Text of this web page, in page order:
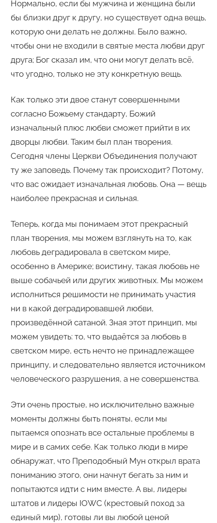
Нормально, если бы мужчина и женщина были
бы близки друг к другу, но существует одна вещь,
которую они делать не должны. Было важно,
чтобы они не входили в святые места любви друг
друга; Бог сказал им, что они могут делать всё,
что угодно, только не эту конкретную вещь.
Как только эти двое станут совершенными
согласно Божьему стандарту, Божий
изначальный плюс любви сможет прийти в их
дворцы любви. Таким был план творения.
Сегодня члены Церкви Объединения получают
ту же заповедь. Почему так происходит? Потому,
что вас ожидает изначальная любовь. Она — вещь
наиболее прекрасная и сильная.
Теперь, когда мы понимаем этот прекрасный
план творения, мы можем взглянуть на то, как
любовь деградировала в светском мире,
особенно в Америке; воистину, такая любовь не
выше собачьей или других животных. Мы можем
исполниться решимости не принимать участия
ни в какой деградировавшей любви,
произведённой сатаной. Зная этот принцип, мы
можем увидеть: то, что выдаётся за любовь в
светском мире, есть нечто не принадлежащее
принципу, и следовательно является источником
человеческого разрушения, а не совершенства.
Эти очень простые, но исключительно важные
моменты должны быть поняты, если мы
пытаемся опознать все остальные проблемы в
мире и в самих себе. Как только люди в мире
обнаружат, что Преподобный Мун открыл врата
пониманию этого, они начнут бегать за ним и
попытаются идти с ним вместе. А вы, лидеры
штатов и лидеры IOWC (крестовый поход за
единый мир), готовы ли вы любой ценой